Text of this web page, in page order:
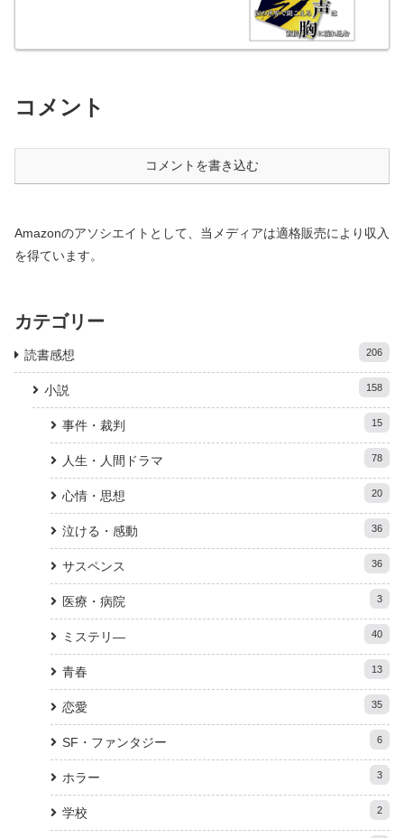
コメント
コメントを書き込む
Amazonのアソシエイトとして、当メディアは適格販売により収入
を得ています。
カテゴリー
読書感想 206
小説 158
事件・裁判 15
人生・人間ドラマ 78
心情・思想 20
泣ける・感動 36
サスペンス 36
医療・病院 3
ミステリ― 40
青春 13
恋愛 35
SF・ファンタジー 6
ホラー 3
学校 2